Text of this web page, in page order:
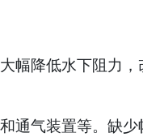
降低水下阻力
气装置等。缺